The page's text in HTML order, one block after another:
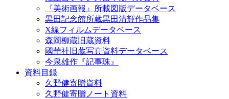
『美術画報』所載図版データベース
黒田記念館所蔵黒田清輝作品集
X線フィルムデータベース
森岡柳蔵旧蔵資料
國華社旧蔵写真資料データベース
今泉雄作『記事珠』
資料目録
久野健寄贈資料
久野健寄贈ノート資料